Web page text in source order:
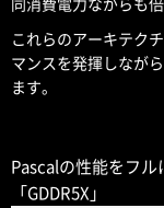
これらのアーキテク
マンスを発揮しなが
ます。
Pascalの性能をフ
「GDDR5X」